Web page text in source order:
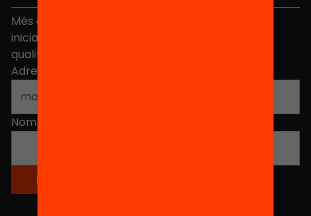
Més de 40.000 persones ja han triat Equitat. Rep
iniciatives, propostes i projectes per millorar la
qualitat de l'educació a Catalunya.
Adreça electrònica
Nom